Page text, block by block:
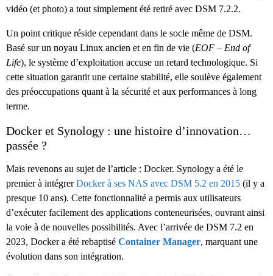
vidéo (et photo) a tout simplement été retiré avec DSM 7.2.2.
Un point critique réside cependant dans le socle même de DSM.
Basé sur un noyau Linux ancien et en fin de vie (EOF – End of
Life), le système d’exploitation accuse un retard technologique. Si
cette situation garantit une certaine stabilité, elle soulève également
des préoccupations quant à la sécurité et aux performances à long
terme.
Docker et Synology : une histoire d’innovation…
passée ?
Mais revenons au sujet de l’article : Docker. Synology a été le
premier à intégrerDocker à ses NAS avec DSM 5.2 en 2015 (il y a
presque 10 ans). Cette fonctionnalité a permis aux utilisateurs
d’exécuter facilement des applications conteneurisées, ouvrant ainsi
la voie à de nouvelles possibilités. Avec l’arrivée de DSM 7.2 en
2023, Docker a été rebaptisé Container Manager, marquant une
évolution dans son intégration.